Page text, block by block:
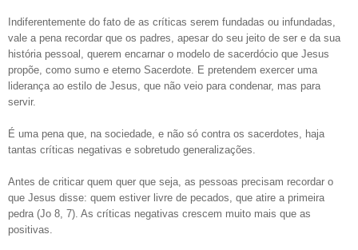
Indiferentemente do fato de as críticas serem fundadas ou infundadas,
vale a pena recordar que os padres, apesar do seu jeito de ser e da sua
história pessoal, querem encarnar o modelo de sacerdócio que Jesus
propõe, como sumo e eterno Sacerdote. E pretendem exercer uma
liderança ao estilo de Jesus, que não veio para condenar, mas para
servir.
É uma pena que, na sociedade, e não só contra os sacerdotes, haja
tantas críticas negativas e sobretudo generalizações.
Antes de criticar quem quer que seja, as pessoas precisam recordar o
que Jesus disse: quem estiver livre de pecados, que atire a primeira
pedra (Jo 8, 7). As críticas negativas crescem muito mais que as
positivas.